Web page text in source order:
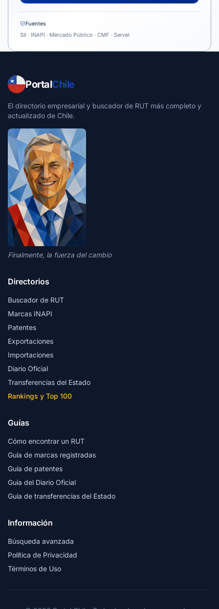
Fuentes
SII · INAPI · Mercado Público · CMF · Servel
PortalChile
El directorio empresarial y buscador de RUT más completo y
actualizado de Chile.
Finalmente, la fuerza del cambio
Directorios
Buscador de RUT
Marcas INAPI
Patentes
Exportaciones
Importaciones
Diario Oficial
Transferencias del Estado
Rankings y Top 100
Guías
Cómo encontrar un RUT
Guía de marcas registradas
Guía de patentes
Guía del Diario Oficial
Guía de transferencias del Estado
Información
Búsqueda avanzada
Política de Privacidad
Términos de Uso